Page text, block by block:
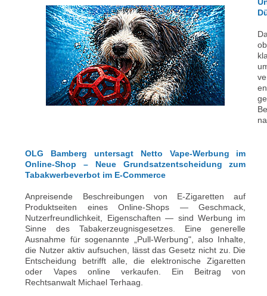
OLG Bamberg untersagt Netto Vape-Werbung im
Online-Shop – Neue Grundsatzentscheidung zum
Tabakwerbeverbot im E-Commerce
Anpreisende Beschreibungen von E-Zigaretten auf
Produktseiten eines Online-Shops — Geschmack,
Nutzerfreundlichkeit, Eigenschaften — sind Werbung im
Sinne des Tabakerzeugnisgesetzes. Eine generelle
Ausnahme für sogenannte „Pull-Werbung", also Inhalte,
die Nutzer aktiv aufsuchen, lässt das Gesetz nicht zu. Die
Entscheidung betrifft alle, die elektronische Zigaretten
oder Vapes online verkaufen. Ein Beitrag von
Rechtsanwalt Michael Terhaag.